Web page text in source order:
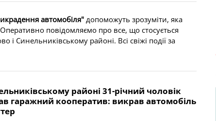
автомобіля"допоможуть зрозуміти, яка
повідомляємо про все, що стосується
Синельниківському районі. Всі свіжі події за
районі 31-річний чоловік
гаражний кооператив: викрав автомобіль